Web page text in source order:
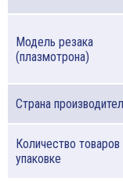
Модель резака
(плазмотрона)
Страна
Количество товаров
упаковке